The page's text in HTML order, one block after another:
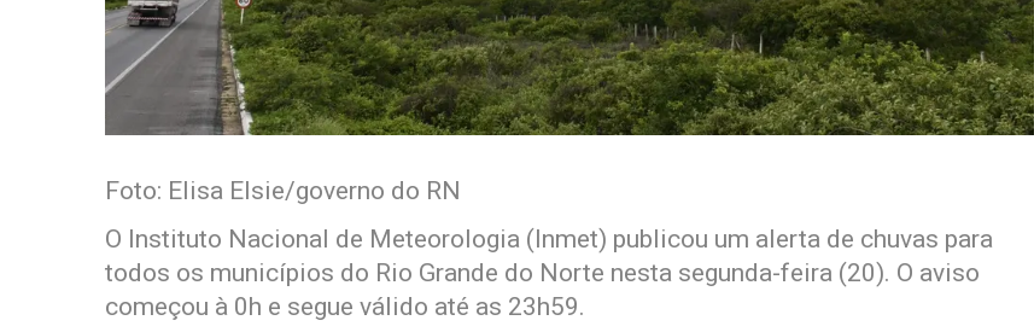
Foto: Elisa Elsie/governo do RN
O Instituto Nacional de Meteorologia (Inmet) publicou um alerta de chuvas para
todos os municípios do Rio Grande do Norte nesta segunda-feira (20). O aviso
começou à 0h e segue válido até as 23h59.